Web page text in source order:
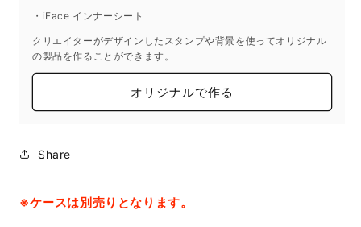
ら
す
や
す
・iFace インナーシート
クリエイターがデザインしたスタンプや背景を使ってオリジナル
の製品を作ることができます。
オリジナルで作る
Share
※ケースは別売りとなります。